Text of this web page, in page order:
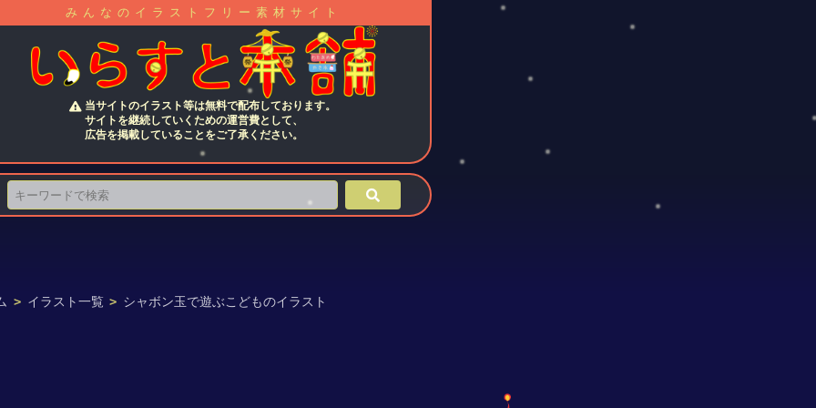
みんなのイラストフリー素材サイト
当サイトのイラスト等は無料で配布しております。
サイトを継続していくための運営費として、
広告を掲載していることをご了承ください。
> イラスト一覧 > シャボン玉で遊ぶこどものイラスト